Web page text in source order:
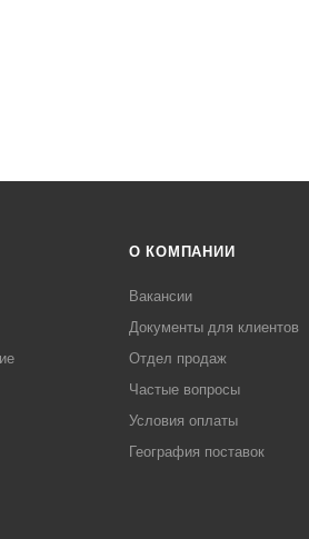
О КОМПАНИИ
Вакансии
Документы для клиентов
Отдел продаж
Частые вопросы
Условия оплаты
География поставок